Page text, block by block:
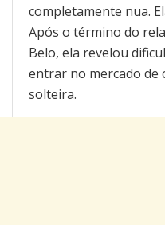
completamente nua.
Após o término do
Belo, ela revelou
entrar no mercado de
solteira.